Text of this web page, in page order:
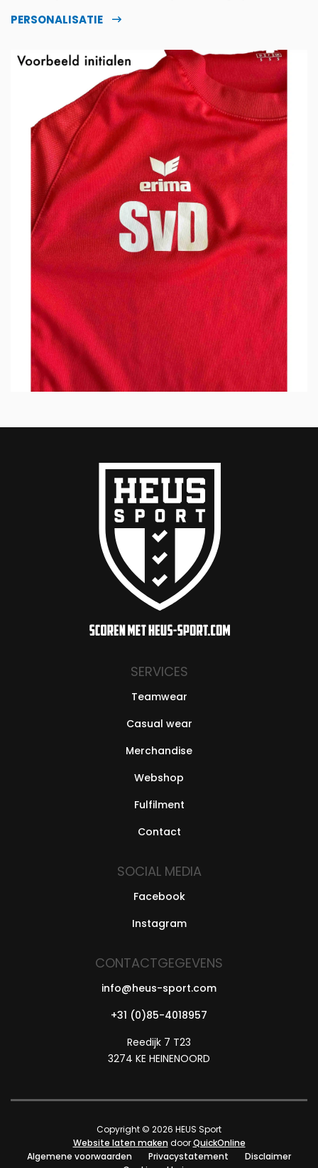
PERSONALISATIE
SERVICES
Teamwear
Casual wear
Merchandise
Webshop
Fulfilment
Contact
SOCIAL MEDIA
Facebook
Instagram
CONTACTGEGEVENS
info@heus-sport.com
+31 (0)85-4018957
Reedijk 7 T23
3274 KE HEINENOORD
Copyright © 2026 HEUS Sport
Website laten maken doorQuickOnline
Algemene voorwaarden
Privacystatement
Disclaimer